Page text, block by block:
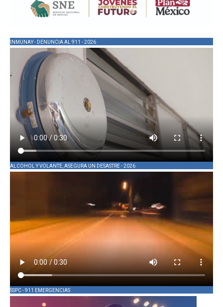
INMUNAY - DENUNCIA AL 911 - 2026
ALCOHOL Y VOLANTE, ASEGURA UN DESASTRE - 2026
SSPC - 911 EMERGENCIAS